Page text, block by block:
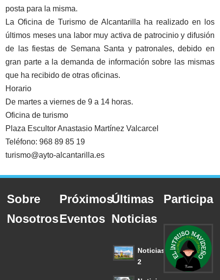
posta para la misma.
La Oficina de Turismo de Alcantarilla ha realizado en los
últimos meses una labor muy activa de patrocinio y difusión
de las fiestas de Semana Santa y patronales, debido en
gran parte a la demanda de información sobre las mismas
que ha recibido de otras oficinas.
Horario
De martes a viernes de 9 a 14 horas.
Oficina de turismo
Plaza Escultor Anastasio Martínez Valcarcel
Teléfono: 968 89 85 19
turismo@ayto-alcantarilla.es
Sobre
Nosotros
Próximos
Eventos
Últimas
Noticias
Noticias
2
Participa